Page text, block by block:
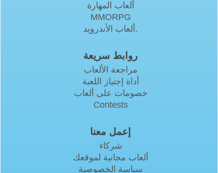
ألعاب المهارة
MMORPG
ألعاب الأندرويد.
روابط سريعة
مراجعة الألعاب
أداة إجتياز اللعبة
خصومات على ألعاب
Contests
إعمل معنا
شركاء
ألعاب مجانية لموقعك
سياسة الخصوصية